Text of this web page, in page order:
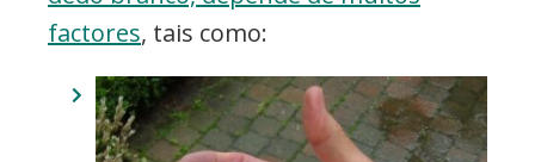
factores, tais como: